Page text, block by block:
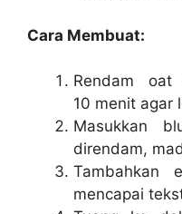
Cara Membuat:
Rendam
10 menit agar
Masukkan
direndam,
Tambahkan
mencapai